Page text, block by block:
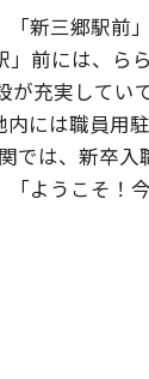
「新三郷駅前
」前には、ら
が充実してい
には職員用
では、新卒入
ようこそ！